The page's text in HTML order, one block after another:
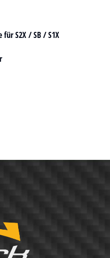
für S2X / SB / S1X